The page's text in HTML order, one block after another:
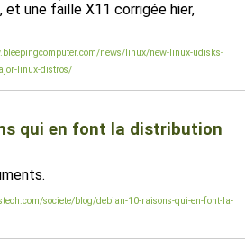
et une faille X11 corrigée hier,
news/linux/new-linux-udisks-
linux-distros/
qui en font la distribution
societe/blog/debian-10-raisons-qui-en-font-la-